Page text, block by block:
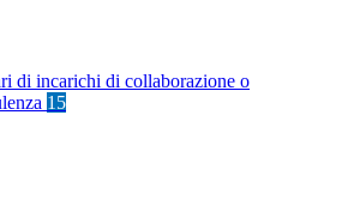
di incarichi di collaborazione o
15